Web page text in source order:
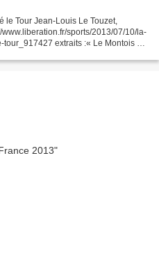
le Tour Jean-Louis Le Touzet,
sports/2013/07/10/la-
extraits :« Le Montois est